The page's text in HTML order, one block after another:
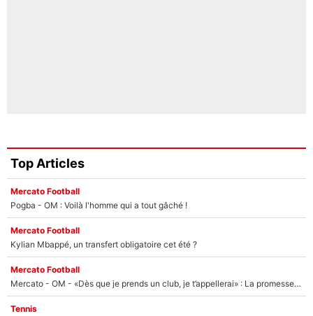
Top Articles
Mercato Football
Pogba - OM : Voilà l'homme qui a tout gâché !
Mercato Football
Kylian Mbappé, un transfert obligatoire cet été ?
Mercato Football
Mercato - OM - «Dès que je prends un club, je t’appellerai» : La promesse de Marcelino au moment de claquer la porte
Tennis